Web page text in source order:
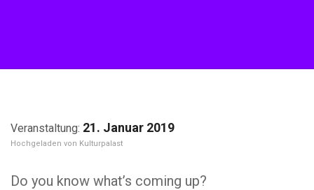
21. Januar 2019
Kulturpalast
Do you know what’s coming up?